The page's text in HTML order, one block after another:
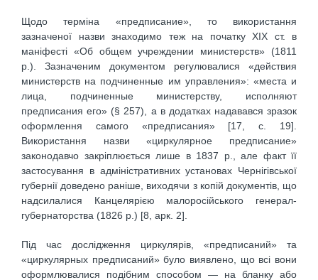
Щодо терміна «предписание», то використання
зазначеної назви знаходимо теж на початку ХІХ ст. в
маніфесті «Об общем учреждении министерств» (1811
р.). Зазначеним документом регулювалися «действия
министерств на подчиненные им управления»: «места и
лица, подчиненные министерству, исполняют
предписания его» (§ 257), а в додатках надавався зразок
оформлення самого «предписания» [17, с. 19].
Використання назви «циркулярное предписание»
законодавчо закріплюється лише в 1837 р., але факт її
застосування в адміністративних установах Чернігівської
губернії доведено раніше, виходячи з копій документів, що
надсилалися Канцелярією малоросійського генерал-
губернаторства (1826 р.) [8, арк. 2].
Під час дослідження циркулярів, «предписаний» та
«циркулярных предписаний» було виявлено, що всі вони
оформлювалися подібним способом — на бланку або